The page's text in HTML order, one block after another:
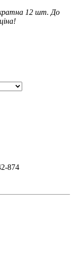
кратна 12 шт. До
874